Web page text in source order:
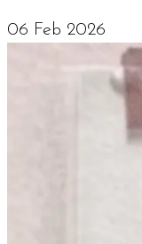
06 Feb 2026